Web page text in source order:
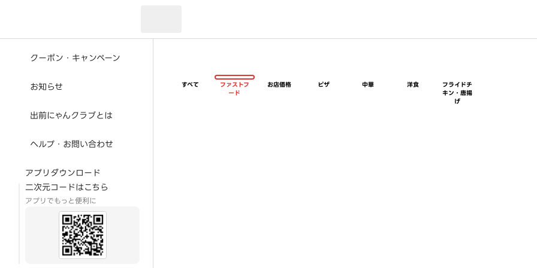
クーポン・キャンペーン
お知らせ
出前にゃんクラブとは
ヘルプ・お問い合わせ
アプリダウンロード
二次元コードはこちら
アプリでもっと便利に
すべて
ファストフ
ード
お店価格 ピザ 中華 洋食
フライドチ
キン・唐揚
げ